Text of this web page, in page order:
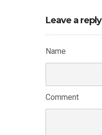
Leave a reply
Name
Comment